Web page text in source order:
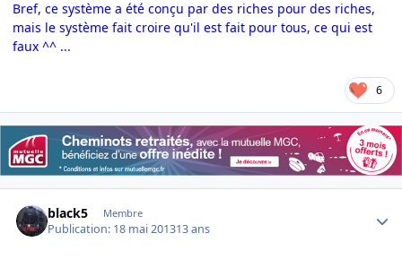
Bref, ce système a été conçu par des riches pour des riches,
mais le système fait croire qu'il est fait pour tous, ce qui est
faux ^^ ...
6
black5 Membre
Publication: 18 mai 201313 ans